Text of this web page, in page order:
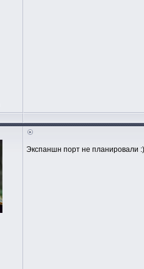
Экспаншн порт не планировали